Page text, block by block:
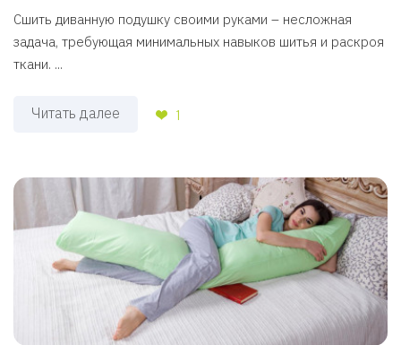
Сшить диванную подушку своими руками – несложная
задача, требующая минимальных навыков шитья и раскроя
ткани. ...
Читать далее 1